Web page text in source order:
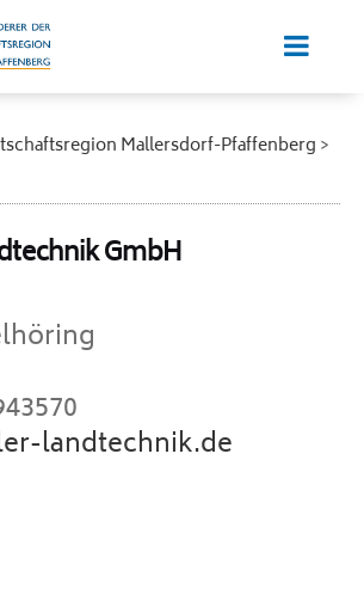
Mallersdorf-Pfaffenberg
GmbH
landtechnik.de